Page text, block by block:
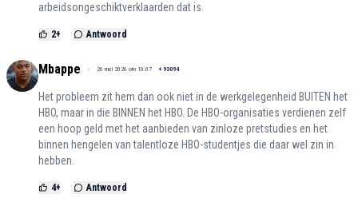
arbeidsongeschiktverklaarden dat is.
2+ Antwoord
Mbappe 26 mei 2026 om 10:07 + 93094
Het probleem zit hem dan ook niet in de werkgelegenheid BUITEN het
HBO, maar in die BINNEN het HBO. De HBO-organisaties verdienen zelf
een hoop geld met het aanbieden van zinloze pretstudies en het
binnen hengelen van talentloze HBO-studentjes die daar wel zin in
hebben.
4+ Antwoord